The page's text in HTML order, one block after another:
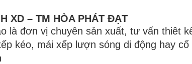
XD – TM HÒA PHÁT ĐẠT
là đơn vị chuyên sản xuất, tư vấn thiêt
kéo, mái xếp lượn sóng di động hay